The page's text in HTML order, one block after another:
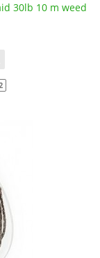
30lb 10 m weed